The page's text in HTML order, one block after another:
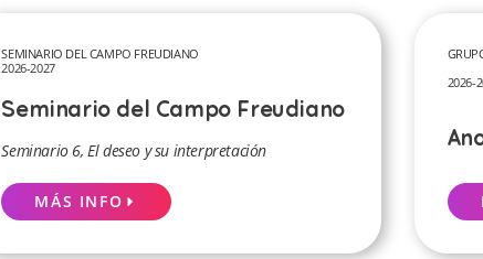
SEMINARIO DEL CAMPO FREUDIANO
2026-2027
Seminario del Campo Freudiano
Seminario 6, El deseo y su interpretación
MÁS INFO
2026-